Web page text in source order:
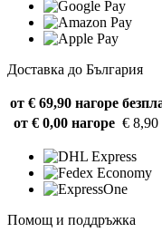
Доставка до България
от € 69,90 нагоре
от € 0,00 нагоре € 8,90
Помощ и поддръжка